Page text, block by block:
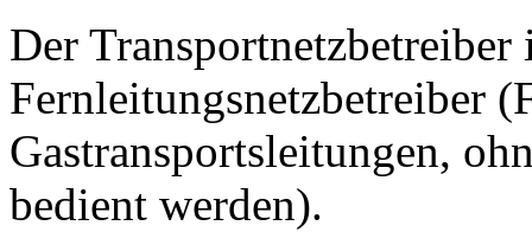
Der
Fernleitungsnetzbetreiber
Gastransportsleitungen,
bedient werden).